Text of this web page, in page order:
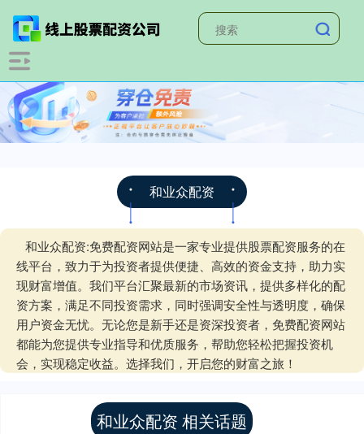
和业众配资
和业众配资:免费配资网站是一家专业提供股票配资服务的在
线平台，致力于为投资者提供便捷、高效的资金支持，助力实
现财富增值。我们平台汇聚最新的市场资讯，提供多样化的配
资方案，满足不同投资需求，同时强调安全性与透明度，确保
用户资金无忧。无论您是新手还是资深投资者，免费配资网站
都能为您提供专业指导和优质服务，帮助您轻松把握投资机
会，实现稳定收益。选择我们，开启您的财富之旅！
和业众配资 相关话题